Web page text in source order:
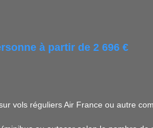
à partir de 2 696 €
vols réguliers Air France ou autre